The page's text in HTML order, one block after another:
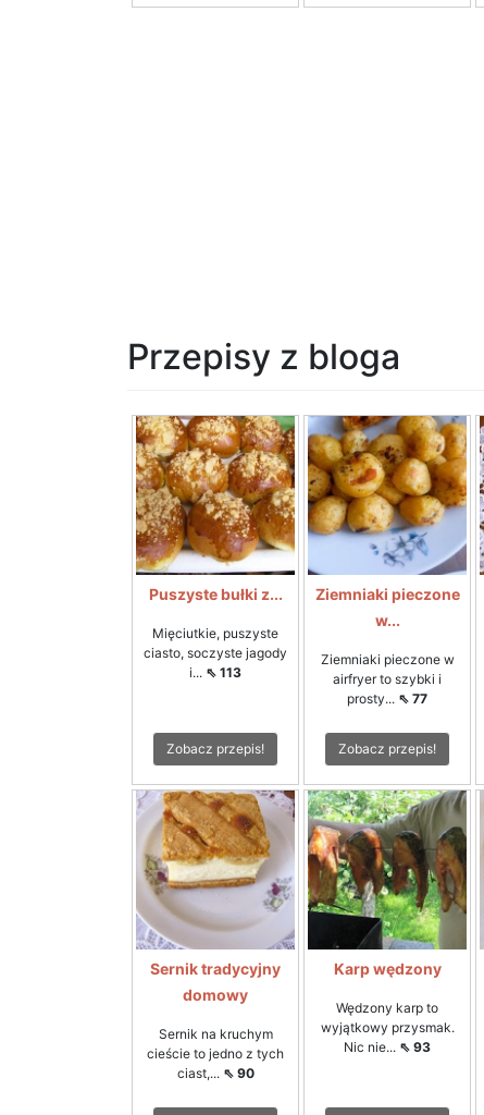
Przepisy z bloga
Puszyste bułki z...
Mięciutkie, puszyste
ciasto, soczyste jagody
i... ⇖ 113
Zobacz przepis!
Ziemniaki pieczone
w...
Ziemniaki pieczone w
airfryer to szybki i
prosty... ⇖ 77
Zobacz przepis!
Sernik tradycyjny
domowy
Sernik na kruchym
cieście to jedno z tych
ciast,... ⇖ 90
Karp wędzony
Wędzony karp to
wyjątkowy przysmak.
Nic nie... ⇖ 93